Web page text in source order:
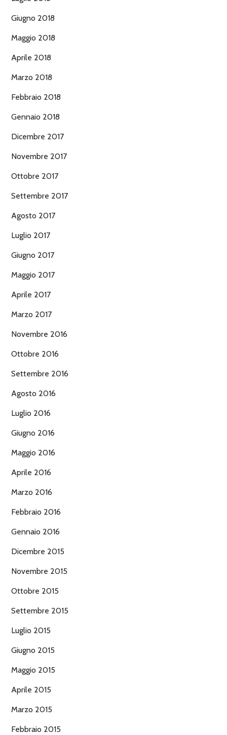
Giugno 2018
Maggio 2018
Aprile 2018
Marzo 2018
Febbraio 2018
Gennaio 2018
Dicembre 2017
Novembre 2017
Ottobre 2017
Settembre 2017
Agosto 2017
Luglio 2017
Giugno 2017
Maggio 2017
Aprile 2017
Marzo 2017
Novembre 2016
Ottobre 2016
Settembre 2016
Agosto 2016
Luglio 2016
Giugno 2016
Maggio 2016
Aprile 2016
Marzo 2016
Febbraio 2016
Gennaio 2016
Dicembre 2015
Novembre 2015
Ottobre 2015
Settembre 2015
Luglio 2015
Giugno 2015
Maggio 2015
Aprile 2015
Marzo 2015
Febbraio 2015